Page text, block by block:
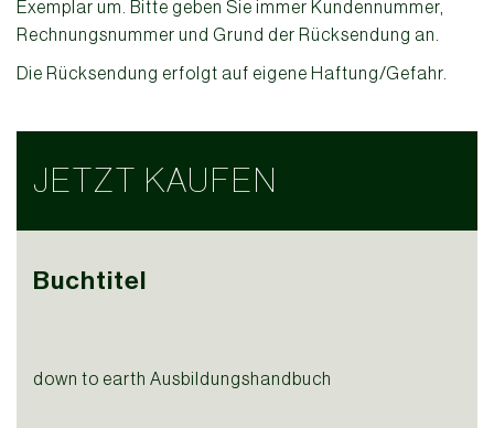
Exemplar um. Bitte geben Sie immer Kundennummer,
Rechnungsnummer und Grund der Rücksendung an.
Die Rücksendung erfolgt auf eigene Haftung/Gefahr.
JETZT KAUFEN
Buchtitel
down to earth Ausbildungshandbuch